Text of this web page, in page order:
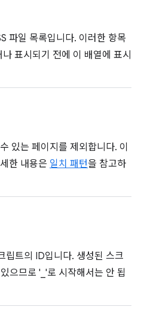
파일 목록입니다. 이러한 항목
표시되기 전에 이 배열에 표시
있는 페이지를 제외합니다. 이
한 내용은 일치 패턴을 참고하
립트의 ID입니다. 생성된 스크
으므로 '_'로 시작해서는 안 됩